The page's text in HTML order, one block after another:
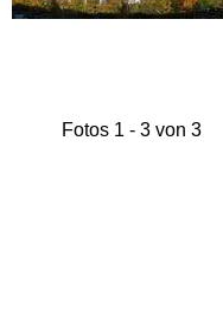
Fotos 1 - 3 von 3